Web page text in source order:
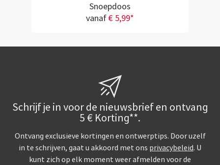
Snoepdoos
vanaf€ 5,99*
Schrijf je in voor de nieuwsbrief en ontvang
5 € Korting**.
Ontvang exclusieve kortingen en ontwerptips. Door uzelf
in te schrijven, gaat u akkoord met ons privacybeleid. U
kunt zich op elk moment weer afmelden voor de